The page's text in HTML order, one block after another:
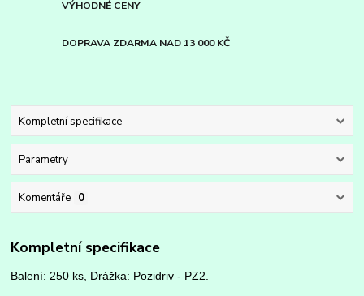
VÝHODNÉ CENY
DOPRAVA ZDARMA NAD 13 000 KČ
Kompletní specifikace
Parametry
Komentáře 0
Kompletní specifikace
Balení: 250 ks, Drážka: Pozidriv - PZ2.